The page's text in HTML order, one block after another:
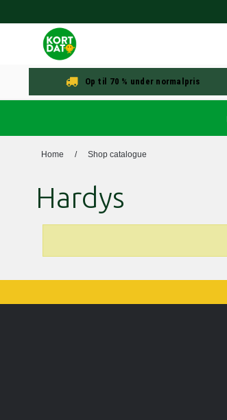
Op til 70 % under normalpris
Home / Shop catalogue
Hardys